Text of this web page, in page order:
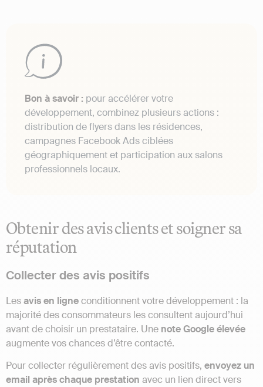
Bon à savoir : pour accélérer votre
développement, combinez plusieurs actions :
distribution de flyers dans les résidences,
campagnes Facebook Ads ciblées
géographiquement et participation aux salons
professionnels locaux.
Obtenir des avis clients et soigner sa
réputation
Collecter des avis positifs
Lesavis en ligneconditionnent votre développement : la
majorité des consommateurs les consultent aujourd’hui
avant de choisir un prestataire. Une note Google élevée
augmente vos chances d’être contacté.
Pour collecter régulièrement des avis positifs, envoyez un
email après chaque prestation avec un lien direct vers